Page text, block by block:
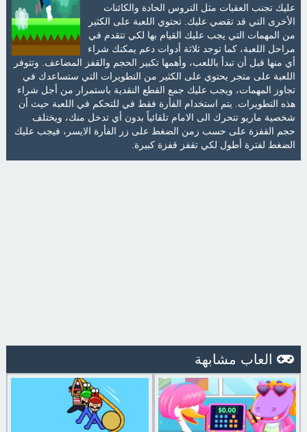
عليك تجنب العقبات مثل التروس الحادة والكائنات
الأخرى التي قد تقضي عليك. تحتوي اللعبة على الكثير
من المهمات التي يجب عليك القيام بها لكي تتقدم في
مراحل اللعبة، كما توجد ثلاثة أدوات دعم يمكنك شراء
أي منها قبل أن تبدأ باللعب، وأهمها تكبير الحجم والقفز المضاعف. وتتوفر
اللعبة على متجر يحتوي على الكثير من التطويرات التي ستساعدك في
تجاوز المهمات، ويجب عليك جمع القطع النقدية باستمرار من أجل شراء
هذه التطويرات. يتم استخدام الفأرة فقط في للتحكم في اللعبة حيث أن
شخصية ماريو تتحرك الى الامام تلقائياً بدون أي تدخل منك، ويختلف
حجم القفزة على حسب زمن الضغط على زر الفأرة الايسر، فيجب عليك
الضغط لفترة أطول لكي تقفز قفزة كبيرة.
العاب مشابهة